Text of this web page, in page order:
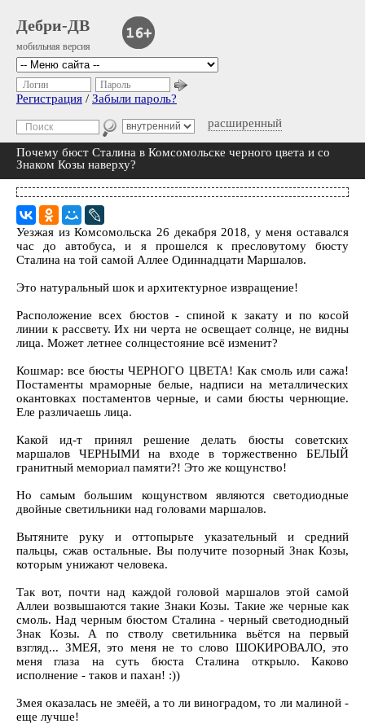
Дебри-ДВ
мобильная версия
расширенный
Логин Пароль
Регистрация / Забыли пароль?
Почему бюст Сталина в Комсомольске черного цвета и со
Знаком Козы наверху?
Уезжая из Комсомольска 26 декабря 2018, у меня оставался
час до автобуса, и я прошелся к пресловутому бюсту
Сталина на той самой Аллее Одиннадцати Маршалов.
Это натуральный шок и архитектурное извращение!
Расположение всех бюстов - спиной к закату и по косой
линии к рассвету. Их ни черта не освещает солнце, не видны
лица. Может летнее солнцестояние всё изменит?
Кошмар: все бюсты ЧЕРНОГО ЦВЕТА! Как смоль или сажа!
Постаменты мраморные белые, надписи на металлических
окантовках постаментов черные, и сами бюсты чернющие.
Еле различаешь лица.
Какой ид-т принял решение делать бюсты советских
маршалов ЧЕРНЫМИ на входе в торжественно БЕЛЫЙ
гранитный мемориал памяти?! Это же кощунство!
Но самым большим кощунством являются светодиодные
двойные светильники над головами маршалов.
Вытяните руку и оттопырьте указательный и средний
пальцы, сжав остальные. Вы получите позорный Знак Козы,
которым унижают человека.
Так вот, почти над каждой головой маршалов этой самой
Аллеи возвышаются такие Знаки Козы. Такие же черные как
смоль. Над черным бюстом Сталина - черный светодиодный
Знак Козы. А по стволу светильника вьётся на первый
взгляд... ЗМЕЯ, это меня не то слово ШОКИРОВАЛО, это
меня глаза на суть бюста Сталина открыло. Каково
исполнение - таков и пахан! :))
Змея оказалась не змеёй, а то ли виноградом, то ли малиной -
еще лучше!